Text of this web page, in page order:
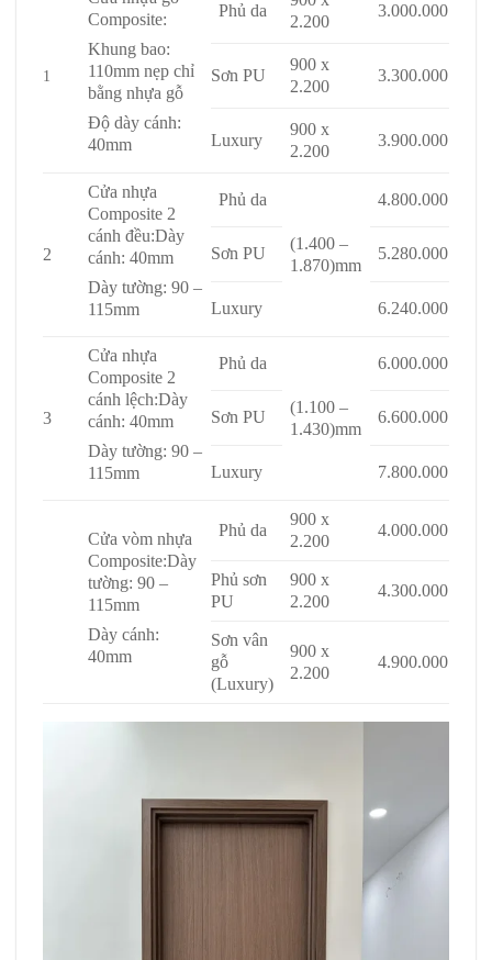
1
Composite:
Khung bao:
110mm nẹp chỉ
bằng nhựa gỗ
Độ dày cánh:
40mm
Phủ da
2.200
3.000.000
Sơn PU
900 x
2.200
3.300.000
Luxury
900 x
2.200
3.900.000
2
Cửa nhựa
Composite 2
cánh đều:Dày
cánh: 40mm
Dày tường: 90 –
115mm
Phủ da
(1.400 –
1.870)mm
4.800.000
Sơn PU 5.280.000
Luxury 6.240.000
3
Cửa nhựa
Composite 2
cánh lệch:Dày
cánh: 40mm
Dày tường: 90 –
115mm
Phủ da
(1.100 –
1.430)mm
6.000.000
Sơn PU 6.600.000
Luxury 7.800.000
Cửa vòm nhựa
Composite:Dày
tường: 90 –
115mm
Dày cánh:
40mm
Phủ da
900 x
2.200
4.000.000
Phủ sơn
PU
900 x
2.200
4.300.000
Sơn vân
gỗ
(Luxury)
900 x
2.200
4.900.000